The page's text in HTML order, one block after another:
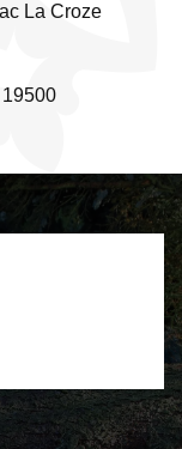
La Croze